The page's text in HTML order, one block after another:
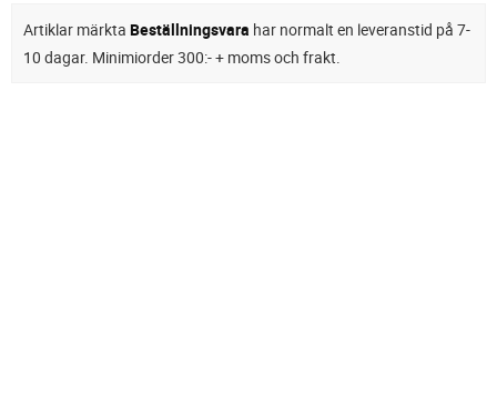
Artiklar märkta Beställningsvara har normalt en leveranstid på 7-
10 dagar. Minimiorder 300:- + moms och frakt.